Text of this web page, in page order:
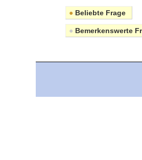
● Beliebte Frage
● Bemerkenswerte